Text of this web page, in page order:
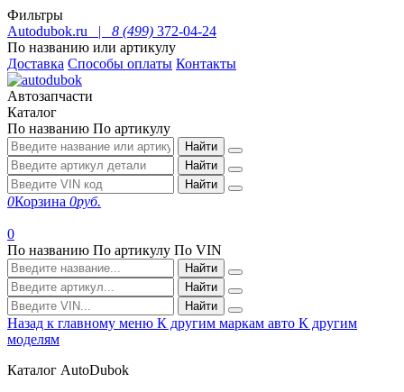
Фильтры
Autodubok.ru |
8 (499) 372-04-24
По названию или артикулу
Доставка Способы оплаты Контакты
Автозапчасти
Каталог
По названию По артикулу
Найти
Найти
Найти
0Корзина 0руб.
0
По названию По артикулу По VIN
Найти
Найти
Найти
Назад к главному меню К другим маркам авто К другим
моделям
Каталог AutoDubok